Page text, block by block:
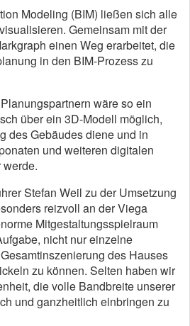
Modeling (BIM) ließen sich alle
Gemeinsam mit der
einen Weg erarbeitet, die
in den BIM-Prozess zu
wäre so ein
über ein 3D-Modell möglich,
des Gebäudes diene und in
und weiteren digitalen
Stefan Weil zu der Umsetzung
reizvoll an der Viega
Mitgestaltungsspielraum
nicht nur einzelne
des Hauses
zu können. Selten haben wir
die volle Bandbreite unserer
und ganzheitlich einbringen zu